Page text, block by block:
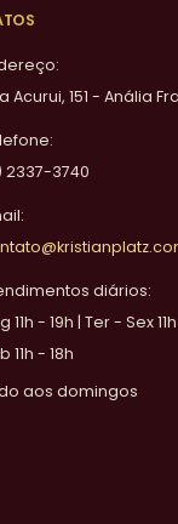
Acurui, 151 - Anália
2337-3740
diários:
11h - 19h | Ter - Sex
11h - 18h
aos domingos